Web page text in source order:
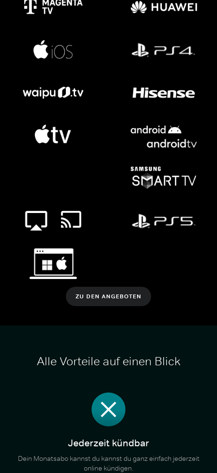
ZU DEN ANGEBOTEN
Alle Vorteile auf einen Blick
Jederzeit kündbar
Dein Monatsabo kannst du kannst du ganz einfach jederzeit
online kündigen.